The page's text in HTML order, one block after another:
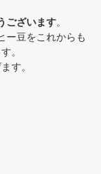
ございます。
ー豆をこれからも
。
す。